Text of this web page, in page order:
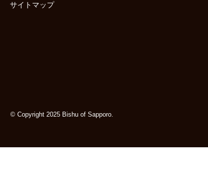
サイトマップ
© Copyright 2025 Bishu of Sapporo.